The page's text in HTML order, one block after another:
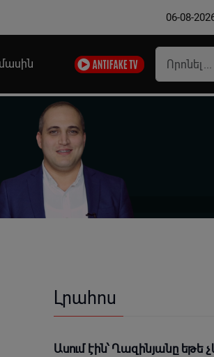
06-08-
Լրահոս
Ասում էին՝ Ղազինյանը եթե